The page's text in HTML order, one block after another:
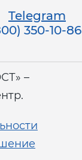
Telegram
350-10-86
–